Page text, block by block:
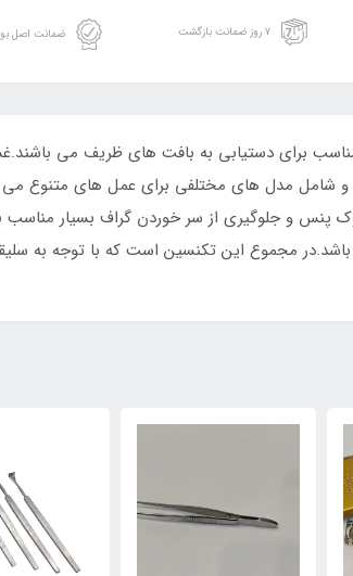
۷ روز ضمانت بازگشت ضمانت اصل
برای دستیابی به بافت های ظریف می
و شامل مدل های مختلفی برای عمل های متنوع می
پنس و جلوگیری از سر خوردن گراف بسیار مناسب
مجموع این تکنسین است که با توجه به